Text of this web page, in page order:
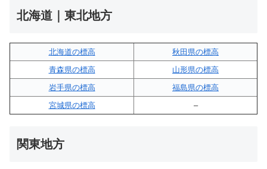
北海道｜東北地方
北海道の標高
秋田県の標高
青森県の標高
山形県の標高
岩手県の標高
福島県の標高
宮城県の標高
–
関東地方